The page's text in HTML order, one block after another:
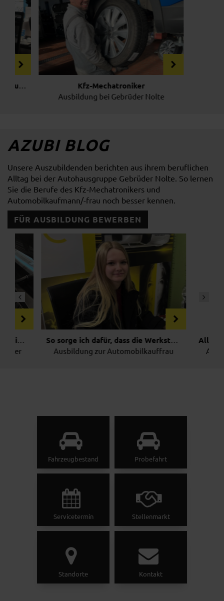
Ausbildung im Autohaus
Kfz-Mechatroniker (m/w/d)
Kfz-Mechatroniker
Ausbildung bei Gebrüder Nolte
AZUBI BLOG
Unsere Auszubildenden berichten aus ihrem beruflichen
Alltag bei der Autohausgruppe Gebrüder Nolte. So lernen
Sie die Berufe des Kfz-Mechatronikers und
Automobilkaufmann/-frau noch besser kennen.
FÜR AUSBILDUNG BEWERBEN
26.11.2025 Jobs & Ausbildung
So sorge ich dafür, dass die Werkstatt und der Verkauf laufen
Ausbildung zur Automobilkauffrau
21.10.2024
Fahrzeugbestand Probefahrt
Servicetermin Stellenmarkt
Standorte Kontakt